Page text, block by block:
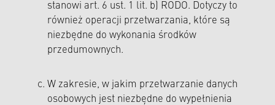
stanowi art. 6 ust. 1 lit. b) RODO. Dotyczy to
również operacji przetwarzania, które są
niezbędne do wykonania środków
przedumownych.
W zakresie, w jakim przetwarzanie danych
osobowych jest niezbędne do wypełnienia